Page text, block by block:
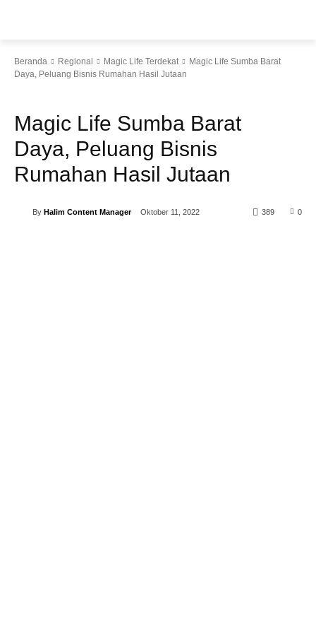
Beranda Regional Magic Life Terdekat
Magic Life Sumba Barat
Daya, Peluang Bisnis Rumahan Hasil Jutaan
Magic Life Sumba Barat Daya,
Peluang Bisnis Rumahan Hasil
Jutaan
By Halim Content Manager Oktober 11, 2022 0
389